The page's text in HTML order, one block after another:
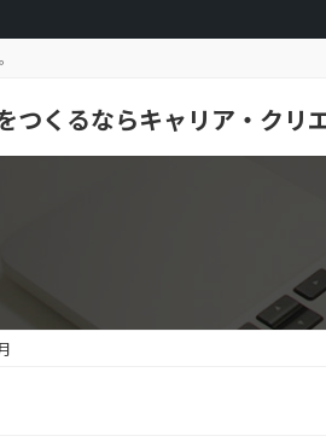
つくるならキャリア・クリ